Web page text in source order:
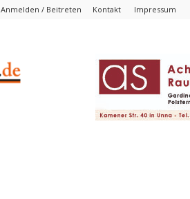
Anmelden / Beitreten Kontakt Impressum